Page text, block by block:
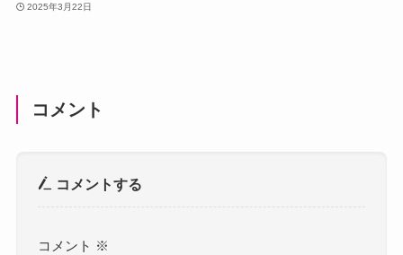
2025年3月22日
コメント
コメントする
コメント ※